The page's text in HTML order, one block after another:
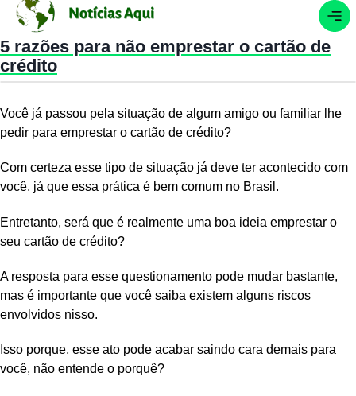
5 razões para não emprestar o cartão de
crédito
Você já passou pela situação de algum amigo ou familiar lhe
pedir para emprestar o cartão de crédito?
Com certeza esse tipo de situação já deve ter acontecido com
você, já que essa prática é bem comum no Brasil.
Entretanto, será que é realmente uma boa ideia emprestar o
seu cartão de crédito?
A resposta para esse questionamento pode mudar bastante,
mas é importante que você saiba existem alguns riscos
envolvidos nisso.
Isso porque, esse ato pode acabar saindo cara demais para
você, não entende o porquê?